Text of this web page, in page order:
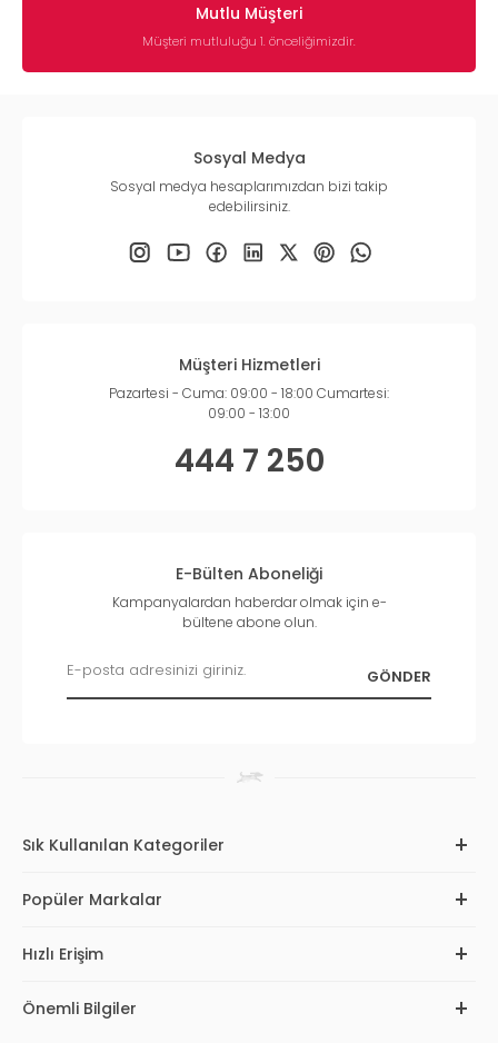
Mutlu Müşteri
Müşteri mutluluğu 1. önceliğimizdir.
Sosyal Medya
Sosyal medya hesaplarımızdan bizi takip
edebilirsiniz.
Müşteri Hizmetleri
Pazartesi - Cuma: 09:00 - 18:00 Cumartesi:
09:00 - 13:00
444 7 250
E-Bülten Aboneliği
Kampanyalardan haberdar olmak için e-
bültene abone olun.
Sık Kullanılan Kategoriler
Popüler Markalar
Hızlı Erişim
Önemli Bilgiler